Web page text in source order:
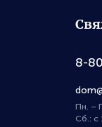
8-
Пн. –
Сб.: с